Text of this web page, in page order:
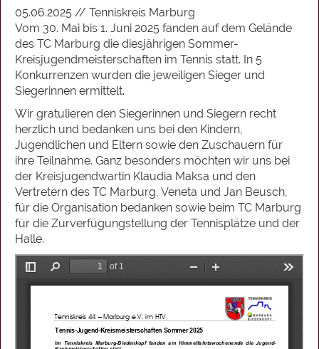
05.06.2025 // Tenniskreis Marburg
Vom 30. Mai bis 1. Juni 2025 fanden auf dem Gelände
des TC Marburg die diesjährigen Sommer-
Kreisjugendmeisterschaften im Tennis statt. In 5
Konkurrenzen wurden die jeweiligen Sieger und
Siegerinnen ermittelt.
Wir gratulieren den Siegerinnen und Siegern recht
herzlich und bedanken uns bei den Kindern,
Jugendlichen und Eltern sowie den Zuschauern für
ihre Teilnahme. Ganz besonders möchten wir uns bei
der Kreisjugendwartin Klaudia Maksa und den
Vertretern des TC Marburg, Veneta und Jan Beusch,
für die Organisation bedanken sowie beim TC Marburg
für die Zurverfügungstellung der Tennisplätze und der
Halle.